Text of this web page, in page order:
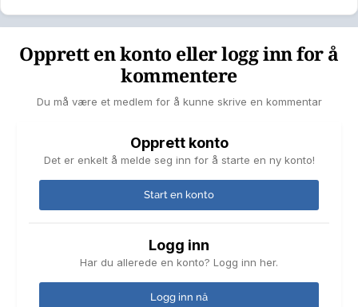
Opprett en konto eller logg inn for å
kommentere
Du må være et medlem for å kunne skrive en kommentar
Opprett konto
Det er enkelt å melde seg inn for å starte en ny konto!
Start en konto
Logg inn
Har du allerede en konto? Logg inn her.
Logg inn nå